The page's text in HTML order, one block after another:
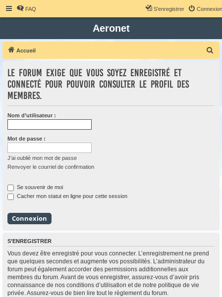
FAQ Connexion
S’enregistrer
Aeronet
Accueil
Le forum exige que vous soyez enregistré et
connecté pour pouvoir consulter le profil des
membres.
Nom d’utilisateur :
Mot de passe :
J’ai oublié mon mot de passe
Renvoyer le courriel de confirmation
Se souvenir de moi
Cacher mon statut en ligne pour cette session
S’ENREGISTRER
Vous devez être enregistré pour vous connecter. L’enregistrement ne prend
que quelques secondes et augmente vos possibilités. L’administrateur du
forum peut également accorder des permissions additionnelles aux
membres du forum. Avant de vous enregistrer, assurez-vous d’avoir pris
connaissance de nos conditions d’utilisation et de notre politique de vie
privée. Assurez-vous de bien lire tout le règlement du forum.